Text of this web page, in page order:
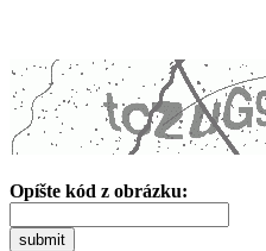
Opíšte kód z obrázku:
submit